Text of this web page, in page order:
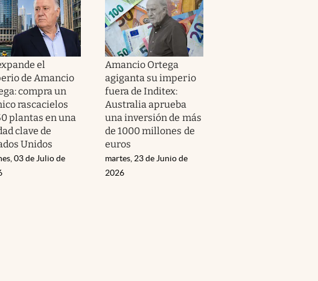
el
de Amancio
compra un
rascacielos
plantas en una
clave de
Unidos
03 de Julio de
Amancio Ortega
agiganta su imperio
fuera de Inditex:
Australia aprueba
una inversión de más
de 1000 millones de
euros
martes, 23 de Junio de
2026